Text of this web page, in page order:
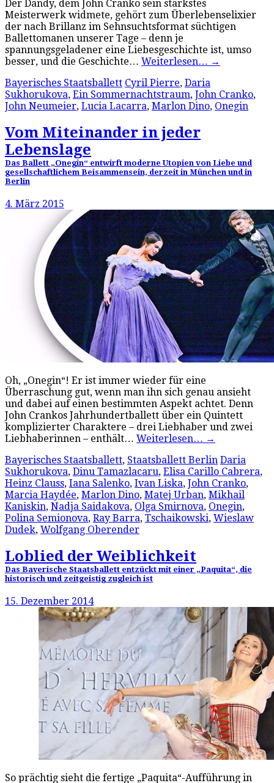
Der Dandy, dem John Cranko sein stärkstes
Meisterwerk widmete, gehört zum Überlebenselixier
der nach Brillanz im Sehnsuchtsformat süchtigen
Ballettomanen unserer Tage – denn je
spannungsgeladener eine Liebesgeschichte ist, umso
besser, und die Geschichte… Weiterlesen… →
Bayerisches Staatsballett Cyril Pierre, Daria
Sukhorukova, Ein Sommernachtstraum, John Cranko,
John Neumeier, Lucia Lacarra, Marlon Dino, Onegin
Vom Miteinander in jeder
Lebenslage
Das Ballett „Onegin“ entwirft moderne Utopien von Liebe und
gesellschaftlichem Beisammensein, derzeit in München und in
Berlin
4. März 2015
Oh, „Onegin“! Er ist immer wieder für eine
Überraschung gut, wenn man ihn sich genau ansieht
und dabei auf einen bestimmten Aspekt achtet. Denn
John Crankos Jahrhundertballett über ein Quintett
komplizierter Charaktere – drei Liebhaber und zwei
Liebhaberinnen – enthält… Weiterlesen… →
Bayerisches Staatsballett, Staatsballett Berlin Daria
Sukhorukova, Dinu Tamazlacaru, Elisa Carillo Cabrera,
Heinz Clauss, Iana Salenko, Ivan Liska, John Cranko,
Marcia Haydée, Marlon Dino, Matej Urban, Mikhail
Kaniskin, Nadja Saidakova, Olga Smirnova, Onegin,
Polina Semionova, Ray Barra, Tschaikowski, Wieslaw
Dudek, Wolfgang Oberender
Loblied der Weiblichkeit
Das Bayerische Staatsballett entzückt mit einer „Paquita“, die
historisch und zeitgeistig zugleich ist
15. Dezember 2014
So prächtig sieht die fertige „Paquita“-Aufführung in